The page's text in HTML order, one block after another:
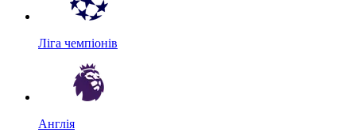
Ліга чемпіонів
Англія